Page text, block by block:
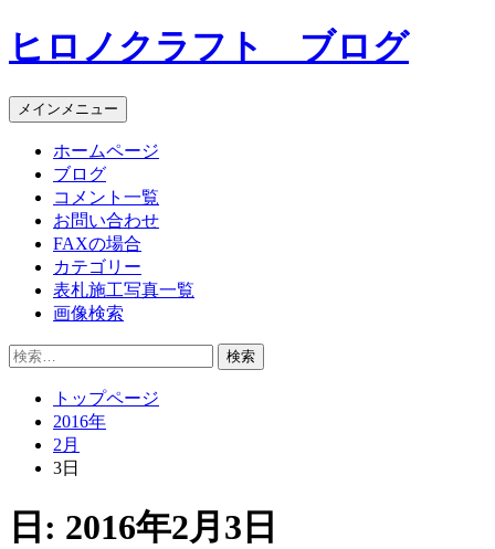
コ
ン
ン
ツ
ヒロノクラフト ブログ
メインメニュー
ホームページ
ブログ
コメント一覧
お問い合わせ
FAXの場合
カテゴリー
表札施工写真一覧
画像検索
検
トップページ
2016年
2月
3日
日: 2016年2月3日